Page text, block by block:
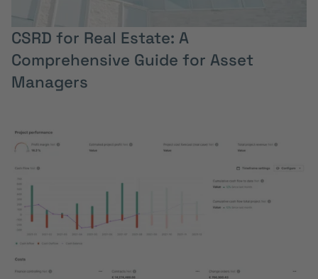
CSRD for Real Estate: A
Comprehensive Guide for Asset
Managers